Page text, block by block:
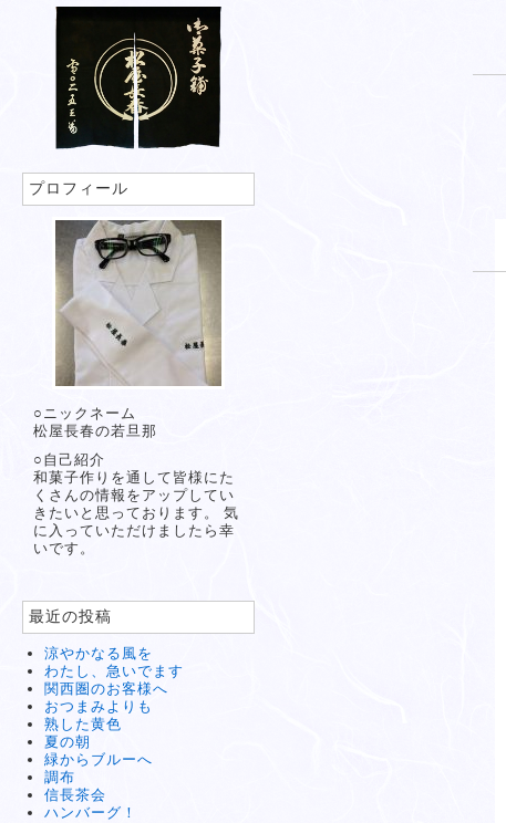
プロフィール
○ニックネーム
松屋長春の若旦那
○自己紹介
和菓子作りを通して皆様にた
くさんの情報をアップしてい
きたいと思っております。 気
に入っていただけましたら幸
いです。
最近の投稿
涼やかなる風を
わたし、急いでます
関西圏のお客様へ
おつまみよりも
熟した黄色
夏の朝
緑からブルーへ
調布
信長茶会
ハンバーグ！